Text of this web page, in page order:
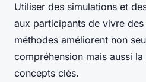
Utiliser des simulations et
aux participants de vivre
méthodes améliorent non
compréhension mais aussi
concepts clés.